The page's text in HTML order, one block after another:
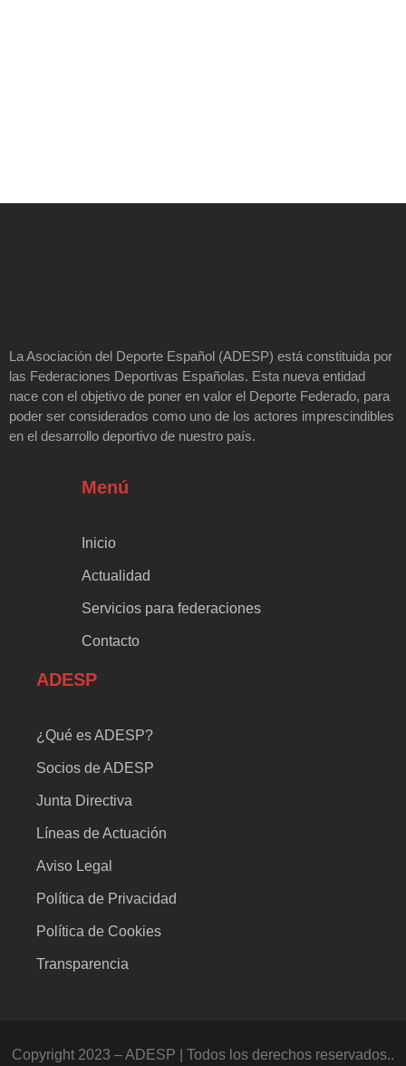
La Asociación del Deporte Español (ADESP) está constituida por
las Federaciones Deportivas Españolas. Esta nueva entidad
nace con el objetivo de poner en valor el Deporte Federado, para
poder ser considerados como uno de los actores imprescindibles
en el desarrollo deportivo de nuestro país.
Menú
Inicio
Actualidad
Servicios para federaciones
Contacto
ADESP
¿Qué es ADESP?
Socios de ADESP
Junta Directiva
Líneas de Actuación
Aviso Legal
Política de Privacidad
Política de Cookies
Transparencia
Copyright 2023 – ADESP | Todos los derechos reservados..